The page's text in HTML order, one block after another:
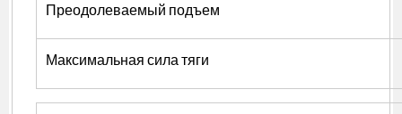
Преодолеваемый подъем
Максимальная сила тяги